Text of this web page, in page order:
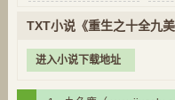
TXT小说《重生之十全九
进入小说下载地址